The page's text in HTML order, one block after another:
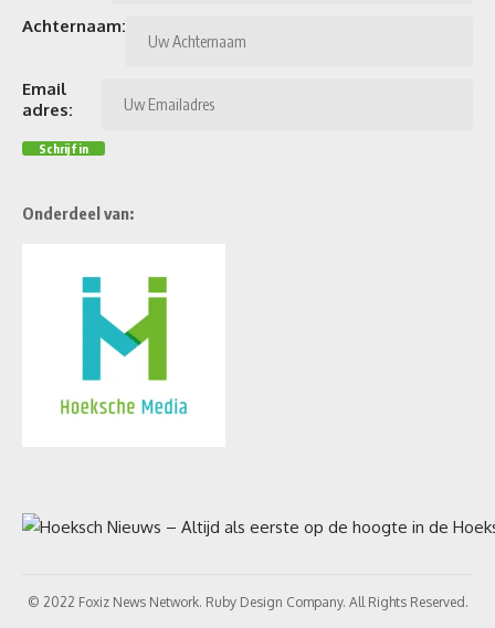
Achternaam:
Email
adres:
Onderdeel van:
© 2022 Foxiz News Network. Ruby Design Company. All Rights Reserved.